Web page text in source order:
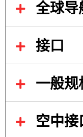
全球导
接口
一般规
空中接